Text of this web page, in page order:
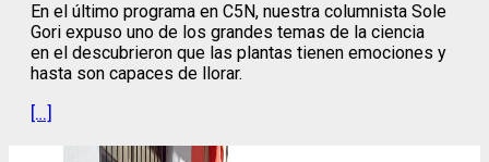
En el último programa en C5N, nuestra columnista Sole
Gori expuso uno de los grandes temas de la ciencia
en el descubrieron que las plantas tienen emociones y
hasta son capaces de llorar.
[…]